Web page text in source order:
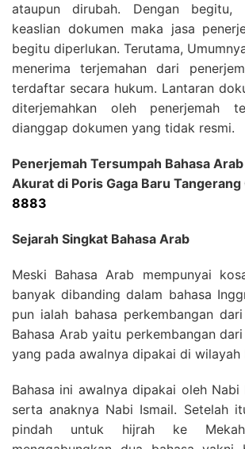
ataupun dirubah. Dengan begitu,
keaslian dokumen maka jasa
begitu diperlukan. Terutama,
menerima terjemahan dari
terdaftar secara hukum. Lantaran
diterjemahkan oleh penerjemah
dianggap dokumen yang tidak resmi.
Penerjemah Tersumpah Bahasa
Akurat di Poris Gaga Baru Tangerang
8883
Sejarah Singkat Bahasa Arab
Meski Bahasa Arab mempunyai
banyak dibanding dalam bahasa
pun ialah bahasa perkembangan
Bahasa Arab yaitu perkembangan
yang pada awalnya dipakai di wilayah
Bahasa ini awalnya dipakai oleh
serta anaknya Nabi Ismail. Setelah
pindah untuk hijrah ke